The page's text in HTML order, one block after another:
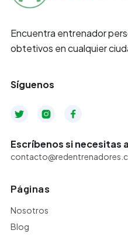
Encuentra entrenador
obtetivos en cualquier
Síguenos
  
Escríbenos si necesitas
Páginas
Nosotros
Blog